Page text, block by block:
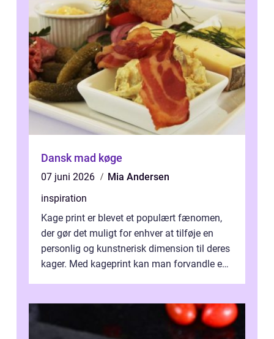
Dansk mad køge
07 juni 2026
Mia Andersen
inspiration
Kage print er blevet et populært fænomen,
der gør det muligt for enhver at tilføje en
personlig og kunstnerisk dimension til deres
kager. Med kageprint kan man forvandle en